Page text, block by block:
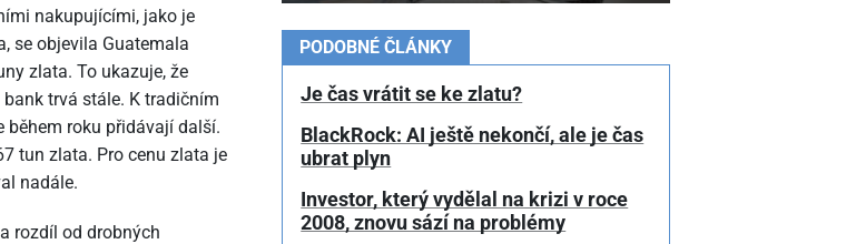
nakupujícími, jako je
se objevila Guatemala
zlata. To ukazuje, že
trvá stále. K tradičním
během roku přidávají další.
tun zlata. Pro cenu zlata je
nadále.
rozdíl od drobných
PODOBNÉ ČLÁNKY
Je čas vrátit se ke zlatu?
BlackRock: AI ještě nekončí, ale je čas
ubrat plyn
Investor, který vydělal na krizi v roce
2008, znovu sází na problémy